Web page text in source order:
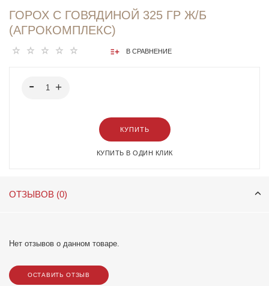
ГОРОХ С ГОВЯДИНОЙ 325 ГР Ж/Б
(АГРОКОМПЛЕКС)
В СРАВНЕНИЕ
КУПИТЬ
КУПИТЬ В ОДИН КЛИК
ОТЗЫВОВ (0)
Нет отзывов о данном товаре.
ОСТАВИТЬ ОТЗЫВ